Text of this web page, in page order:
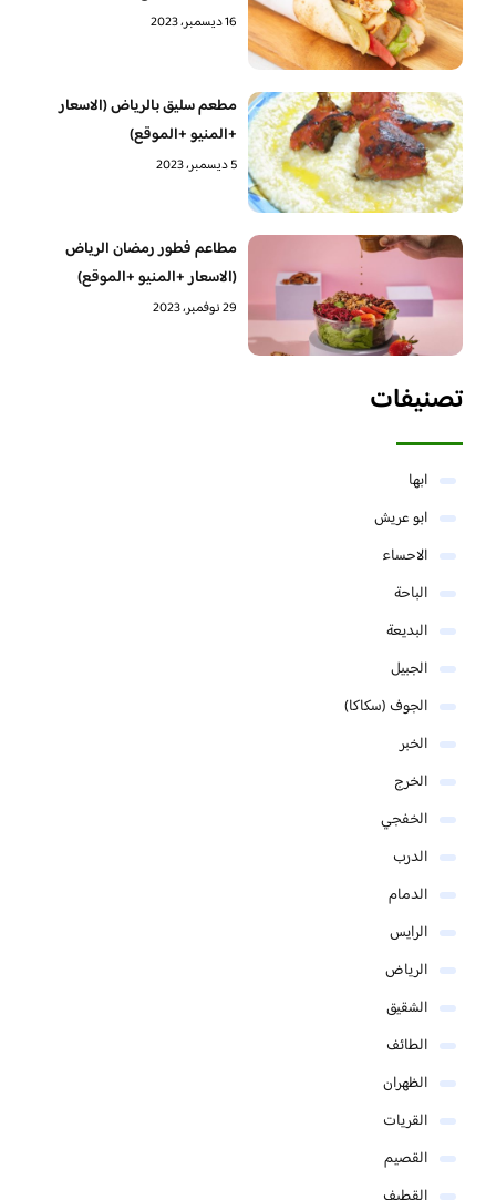
16 ديسمبر، 2023
مطعم سليق بالرياض (الاسعار
+المنيو +الموقع)
5 ديسمبر، 2023
مطاعم فطور رمضان الرياض
(الاسعار +المنيو +الموقع)
29 نوفمبر، 2023
تصنيفات
ابها
ابو عريش
الاحساء
الباحة
البديعة
الجبيل
الجوف (سكاكا)
الخبر
الخرج
الخفجي
الدرب
الدمام
الرايس
الرياض
الشقيق
الطائف
الظهران
القريات
القصيم